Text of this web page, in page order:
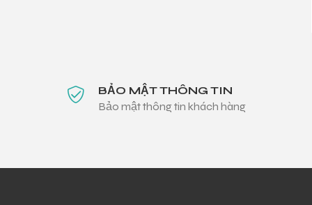
BẢO MẬT THÔNG TIN
Bảo mật thông tin khách hàng